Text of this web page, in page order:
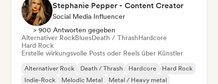
Stephanie Pepper - Content Creator
Social Media Influencer
> 900 Antworten gegeben
Alternativer RockBluesDeath / ThrashHardcore
Hard Rock
Erstelle wirkungsvolle Posts oder Reels über Künstler
Alternativer Rock Death / Thrash Hardcore
Hard Rock
Indie-Rock
Melodic Metal
Metal / Heavy metal